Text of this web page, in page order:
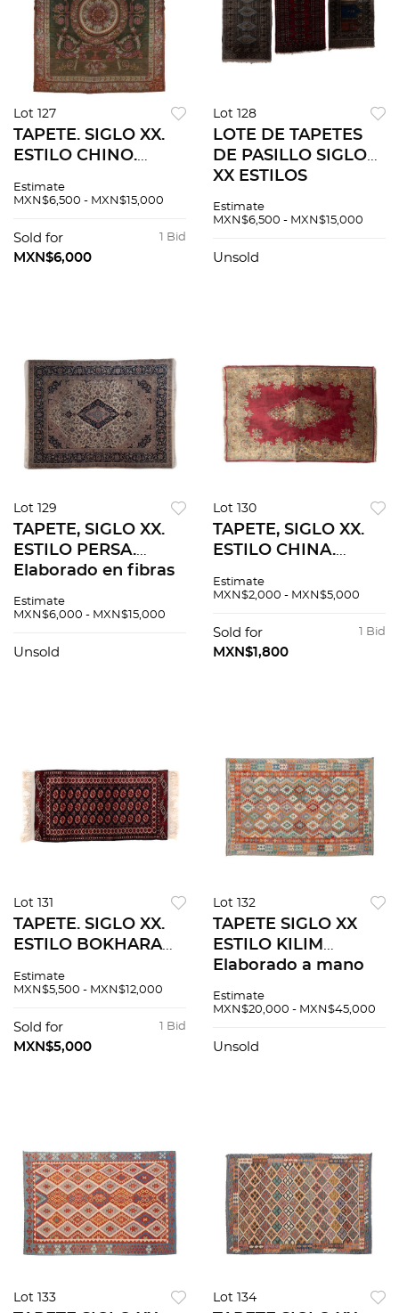
Lot 127
TAPETE. SIGLO XX.
ESTILO CHINO.
de lana y algodón.
medallón central y
orla floreada
Estimate
MXN$6,500 - MXN$15,000
1 Bid
Sold for
MXN$6,000
Lot 128
LOTE DE TAPETES
DE PASILLO SIGLO
XX ESTILOS
ESTACIONES
de lana, algodón y
Estimate
MXN$6,500 - MXN$15,000
Unsold
Lot 129
TAPETE, SIGLO XX.
ESTILO PERSA.
Elaborado en fibras
Cuenta con campo
medallón central.
Estimate
MXN$6,000 - MXN$15,000
Unsold
Lot 130
TAPETE, SIGLO XX.
ESTILO CHINA.
de lana y algodón.
medallón central.
Decorado con
Estimate
MXN$2,000 - MXN$5,000
1 Bid
Sold for
MXN$1,800
Lot 131
TAPETE. SIGLO XX.
ESTILO BOKHARA
en fibras de lana,
de seda.
Estimate
MXN$5,500 - MXN$12,000
1 Bid
Sold for
MXN$5,000
Lot 132
TAPETE SIGLO XX
ESTILO KILIM
Elaborado a mano
algodón 300x200 cm
Estimate
MXN$20,000 - MXN$45,000
Unsold
Lot 133 Lot 134